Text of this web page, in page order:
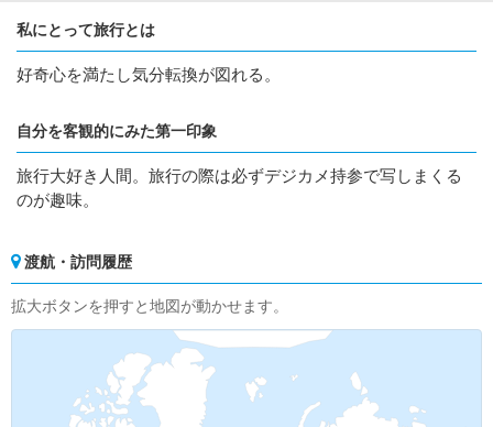
私にとって旅行とは
好奇心を満たし気分転換が図れる。
自分を客観的にみた第一印象
旅行大好き人間。旅行の際は必ずデジカメ持参で写しまくる
のが趣味。
渡航・訪問履歴
拡大ボタンを押すと地図が動かせます。